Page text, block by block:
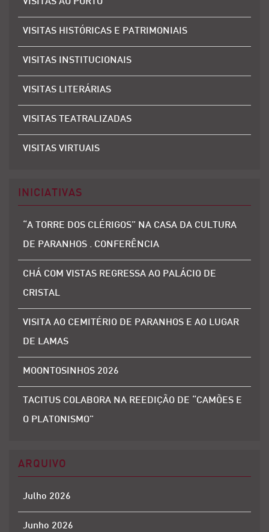
VISITAS AO PORTO
VISITAS HISTÓRICAS E PATRIMONIAIS
VISITAS INSTITUCIONAIS
VISITAS LITERÁRIAS
VISITAS TEATRALIZADAS
VISITAS VIRTUAIS
INICIATIVAS
“A TORRE DOS CLÉRIGOS” NA CASA DA CULTURA
DE PARANHOS . CONFERÊNCIA
CHÁ COM VISTAS REGRESSA AO PALÁCIO DE
CRISTAL
VISITA AO CEMITÉRIO DE PARANHOS E AO LUGAR
DE LAMAS
MOONTOSINHOS 2026
TACITUS COLABORA NA REEDIÇÃO DE “CAMÕES E
O PLATONISMO”
ARQUIVO
Julho 2026
Junho 2026